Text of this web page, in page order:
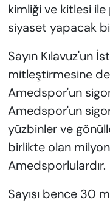
kimliği ve kitlesi
siyaset yapacak
Sayın Kılavuz'un
mitleştirmesine de
Amedspor'un
Amedspor'un
yüzbinler ve
birlikte olan
Amedsporlulardır.
Sayısı bence 30